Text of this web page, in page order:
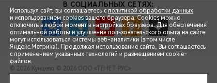
СПЕЦПРЕДЛОЖЕНИЯ
ЗАПИСЬ НА ТЕСТ-ДРАЙВ
В СОЦИАЛЬНЫХ СЕТЯХ:
© 2026 Кунцево © 2026 ООО «ТЕНЕТ РУС»
Используя сайт, вы соглашаетесь с политикой обработки данных
и использованием cookies вашего браузера. Cookies можно
отключить в любой момент в настройках браузера. Для обеспечения
оптимальной работы и улучшения пользовательского опыта на сайте
могут использоваться системы веб-аналитики (в том числе
Яндекс.Метрика). Продолжая использование сайта, Вы соглашаетесь
с применением указанных технологий и размещением cookie-
файлов.